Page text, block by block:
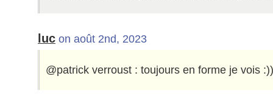
luc on août 2nd, 2023
@patrick verroust : toujours en forme je vois